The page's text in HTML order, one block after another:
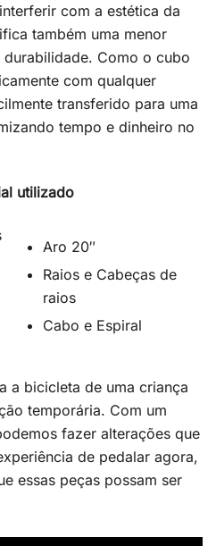
com a estética da
também uma menor
durabilidade. Como o cubo
com qualquer
transferido para uma
tempo e dinheiro no
utilizado
Aro 20″
Raios e Cabeças de
raios
Cabo e Espiral
a bicicleta de uma criança
temporária. Com um
fazer alterações que
de pedalar agora,
essas peças possam ser